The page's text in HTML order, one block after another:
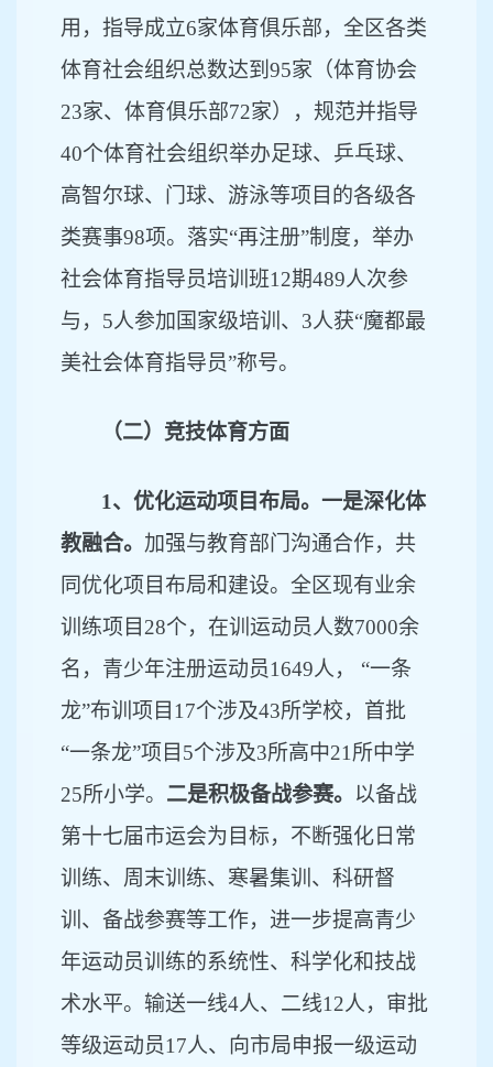
用，指导成立6家体育俱乐部，全区各类
体育社会组织总数达到95家（体育协会
23家、体育俱乐部72家），规范并指导
40个体育社会组织举办足球、乒乓球、
高智尔球、门球、游泳等项目的各级各
类赛事98项。落实“再注册”制度，举办
社会体育指导员培训班12期489人次参
与，5人参加国家级培训、3人获“魔都最
美社会体育指导员”称号。
（二）竞技体育方面
1、优化运动项目布局。一是深化体
教融合。 加强与教育部门沟通合作，共
同优化项目布局和建设。全区现有业余
训练项目28个，在训运动员人数7000余
名，青少年注册运动员1649人， “一条
龙”布训项目17个涉及43所学校，首批
“一条龙”项目5个涉及3所高中21所中学
25所小学。 二是积极备战参赛。 以备战
第十七届市运会为目标，不断强化日常
训练、周末训练、寒暑集训、科研督
训、备战参赛等工作，进一步提高青少
年运动员训练的系统性、科学化和技战
术水平。输送一线4人、二线12人，审批
等级运动员17人、向市局申报一级运动